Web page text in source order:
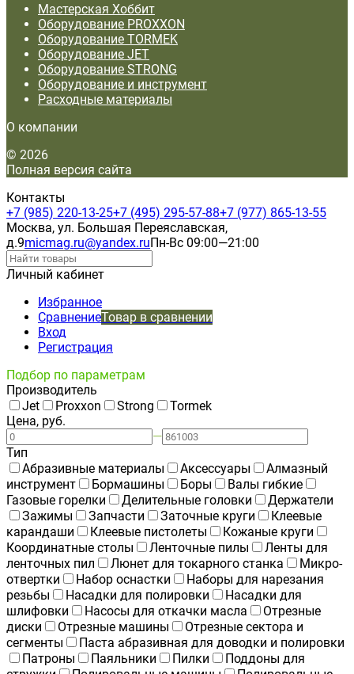
Мастерская Хоббит
Оборудование PROXXON
Оборудование TORMEK
Оборудование JET
Оборудование STRONG
Оборудование и инструмент
Расходные материалы
О компании
© 2026
Полная версия сайта
Контакты
+7 (985) 220-13-25+7 (495) 295-57-88+7 (977) 865-13-55
Москва, ул. Большая Переяславская,
д.9micmag.ru@yandex.ruПн-Вс 09:00—21:00
Личный кабинет
Избранное
СравнениеТовар в сравнении
Вход
Регистрация
Подбор по параметрам
Производитель
Jet
Proxxon Strong
Tormek
Цена, руб.
—
Тип
Абразивные материалы
Аксессуары
Алмазный
инструмент
Бормашины Боры
Валы гибкие
Газовые горелки
Делительные головки
Держатели
Зажимы
Запчасти Заточные круги
Клеевые
карандаши
Клеевые пистолеты
Кожаные круги
Координатные столы
Ленточные пилы
Ленты для
ленточных пил
Люнет для токарного станка
Микро-
отвертки
Набор оснастки
Наборы для нарезания
резьбы
Насадки для полировки
Насадки для
шлифовки
Насосы для откачки масла
Отрезные
диски
Отрезные машины
Отрезные сектора и
сегменты
Паста абразивная для доводки и полировки
Патроны
Паяльники Пилки
Поддоны для